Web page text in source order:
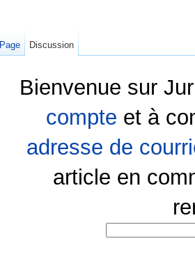
Bienvenue sur
compte et à
adresse de
article en
Page Discussion